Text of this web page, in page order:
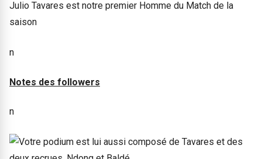
n
Notes des followers
n